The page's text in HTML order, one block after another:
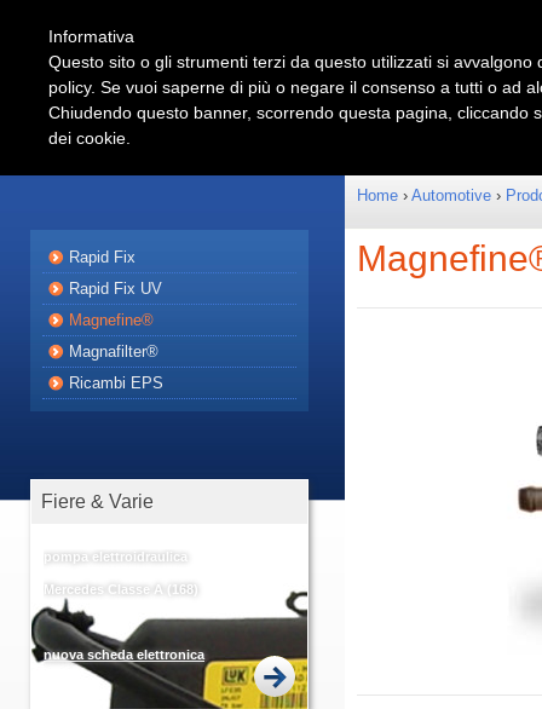
Shop
Automotive
Rapid Fix
Rapid Fix UV
Magnefine®
Magnafilter®
Ricambi EPS
Fiere & Varie
pompa elettroidraulica
Mercedes Classe A (168)
nuova scheda elettronica
PIU' FACILE PIU' VELOCE
Home › Automotive ›
Informativa
Questo sito o gli strumenti terzi da questo utilizzati si
policy. Se vuoi saperne di più o negare il consenso a tutti o ad
Chiudendo questo banner, scorrendo questa pagina, cliccando
dei cookie.